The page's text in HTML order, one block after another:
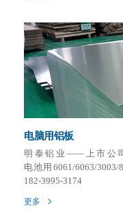
电脑用铝板
明泰铝业——上市公
电池用6061/6063/
182-3995-3174
更多